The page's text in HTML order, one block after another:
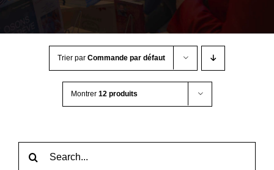
CONTACTTrier par Commande par défaut
Montrer 12 produits